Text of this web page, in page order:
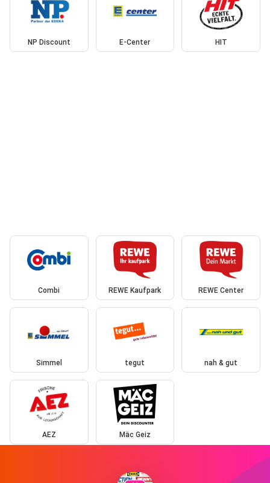
NP Discount E-Center HIT
Combi REWE Kaufpark REWE Center
Simmel tegut nah & gut
AEZ Mäc Geiz